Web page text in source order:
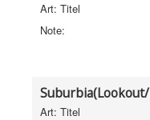
Art: Titel
Note:
Art: Titel